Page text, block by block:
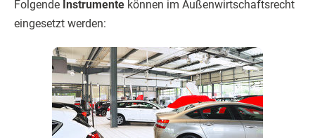
Folgende Instrumente können im Außenwirtschaftsrecht
eingesetzt werden: